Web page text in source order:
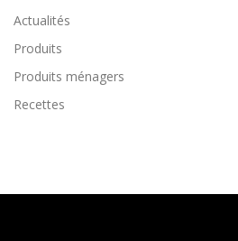
Actualités
Produits
Produits ménagers
Recettes